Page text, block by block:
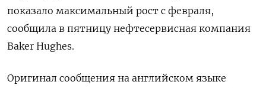
показало максимальный рост с февраля,
сообщила в пятницу нефтесервисная компания
Baker Hughes.
Оригинал сообщения на английском языке